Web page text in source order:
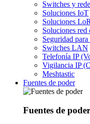
Switches y
Soluciones IoT
Soluciones
Soluciones red
Seguridad para
Switches LAN
Telefonía IP
Vigilancia IP
Meshtastic
Fuentes de poder
Fuentes de poder